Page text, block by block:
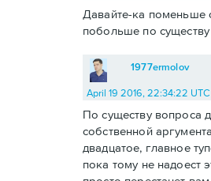
Давайте-ка поменьше
побольше по
1977ermolov
April 19 2016, 22:34:22 UTC
По существу вопроса
собственной
двадцатое, главное
пока тому не надоест